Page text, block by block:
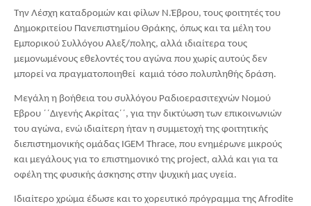
Την Λέσχη καταδρομών και φίλων Ν.Έβρου, τους φοιτητές του
Δημοκριτείου Πανεπιστημίου Θράκης, όπως και τα μέλη του
Εμπορικού Συλλόγου Αλεξ/πολης, αλλά ιδιαίτερα τους
μεμονωμένους εθελοντές του αγώνα που χωρίς αυτούς δεν
μπορεί να πραγματοποιηθεί  καμιά τόσο πολυπληθής δράση.
Μεγάλη η βοήθεια του συλλόγου Ραδιοερασιτεχνών Νομού
Έβρου ΄΄Διγενής Ακρίτας΄΄, για την δικτύωση των επικοινωνιών
του αγώνα, ενώ ιδιαίτερη ήταν η συμμετοχή της φοιτητικής
διεπιστημονικής ομάδας IGEM Thrace, που ενημέρωνε μικρούς
και μεγάλους για το επιστημονικό της project, αλλά και για τα
οφέλη της φυσικής άσκησης στην ψυχική μας υγεία.
Ιδιαίτερο χρώμα έδωσε και το χορευτικό πρόγραμμα της Afrodite